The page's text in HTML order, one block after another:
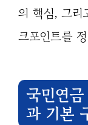
의 핵심, 그리
크포인트를
국민연
과 기본